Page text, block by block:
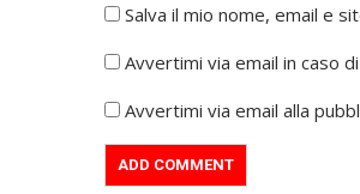
Salva il mio nome, email e
Avvertimi via email in caso
Avvertimi via email alla